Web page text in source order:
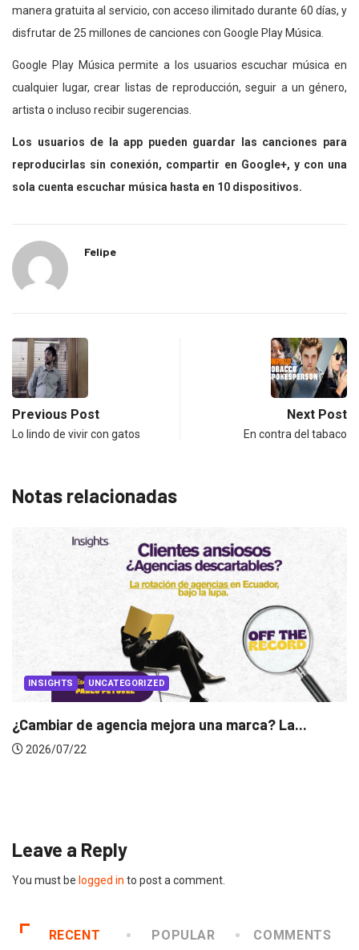
manera gratuita al servicio, con acceso ilimitado durante 60 días, y
disfrutar de 25 millones de canciones con Google Play Música.
Google Play Música permite a los usuarios escuchar música en
cualquier lugar, crear listas de reproducción, seguir a un género,
artista o incluso recibir sugerencias.
Los usuarios de la app pueden guardar las canciones para
reproducirlas sin conexión, compartir en Google+, y con una
sola cuenta escuchar música hasta en 10 dispositivos.
Felipe
Previous Post
Lo lindo de vivir con gatos
Next Post
En contra del tabaco
Notas relacionadas
marca? La... INSIGHTS
Leave a Reply
You must be logged in to post a comment.
RECENT POPULAR COMMENTS